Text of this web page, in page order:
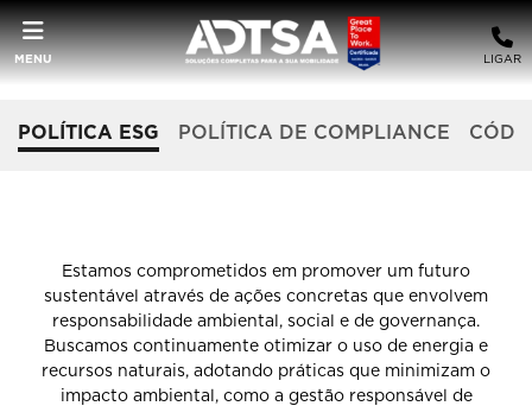
MENU LIGAR
POLÍTICA DE COMPLIANCE
POLÍTICA ESG
POLÍTICA ESG ADTSA
Estamos comprometidos em promover um futuro
sustentável através de ações concretas que envolvem
responsabilidade ambiental, social e de governança.
Buscamos continuamente otimizar o uso de energia e
recursos naturais, adotando práticas que minimizam o
impacto ambiental, como a gestão responsável de